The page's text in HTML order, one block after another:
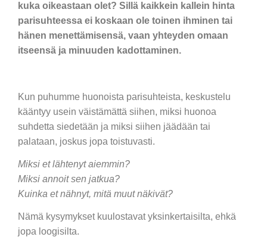
kuka oikeastaan olet? Sillä kaikkein kallein hinta
parisuhteessa ei koskaan ole toinen ihminen tai
hänen menettämisensä, vaan yhteyden omaan
itseensä ja minuuden kadottaminen.
Kun puhumme huonoista parisuhteista, keskustelu
kääntyy usein väistämättä siihen, miksi huonoa
suhdetta siedetään ja miksi siihen jäädään tai
palataan, joskus jopa toistuvasti.
Miksi et lähtenyt aiemmin?
Miksi annoit sen jatkua?
Kuinka et nähnyt, mitä muut näkivät?
Nämä kysymykset kuulostavat yksinkertaisilta, ehkä
jopa loogisilta.